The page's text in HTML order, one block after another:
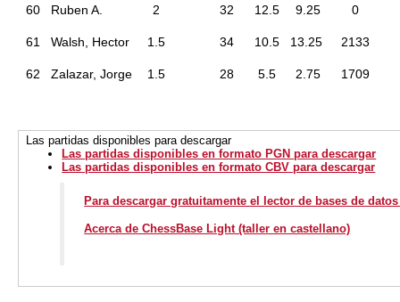
60
Ruben A.
2 32 12.5 9.25 0
61 Walsh, Hector 1.5 34 10.5 13.25 2133
62 Zalazar, Jorge 1.5 28 5.5 2.75 1709
Las partidas disponibles para descargar
Las partidas disponibles en formato PGN para descargar
Las partidas disponibles en formato CBV para descargar
Para descargar gratuitamente el lector de bases de
Acerca de ChessBase Light (taller en castellano)